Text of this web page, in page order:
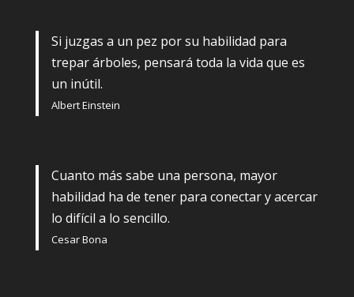
Si juzgas a un pez por su habilidad para
trepar árboles, pensará toda la vida que es
un inútil.
Albert Einstein
Cuanto más sabe una persona, mayor
habilidad ha de tener para conectar y acercar
lo difícil a lo sencillo.
Cesar Bona